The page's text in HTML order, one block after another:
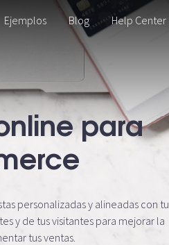
Ejemplos Blog Help Center
para
personalizadas y alineadas con tu
y de tus visitantes para mejorar la
tus ventas.